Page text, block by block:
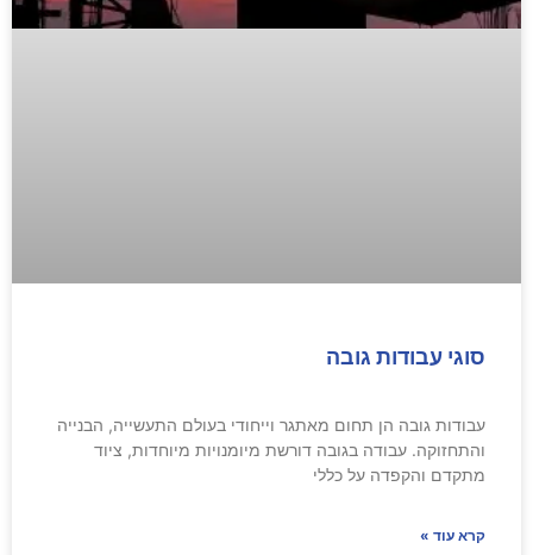
סוגי עבודות גובה
עבודות גובה הן תחום מאתגר וייחודי בעולם התעשייה, הבנייה
והתחזוקה. עבודה בגובה דורשת מיומנויות מיוחדות, ציוד
מתקדם והקפדה על כללי
קרא עוד »